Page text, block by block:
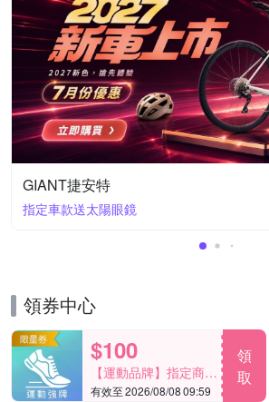
GIANT捷安特
指定車款送太陽眼鏡
領券中心
$100
【運動品牌】指定商品
滿1000折100
有效至 2026/08/08 09:59
領
取